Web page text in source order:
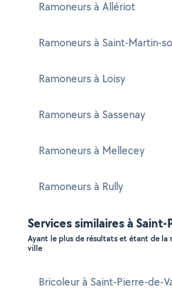
Ramoneurs à Allériot
Ramoneurs à Saint-Martin-
Ramoneurs à Loisy
Ramoneurs à Sassenay
Ramoneurs à Mellecey
Ramoneurs à Rully
Services similaires à
Ayant le plus de résultats et étant de
ville
Bricoleur à Saint-Pierre-de-